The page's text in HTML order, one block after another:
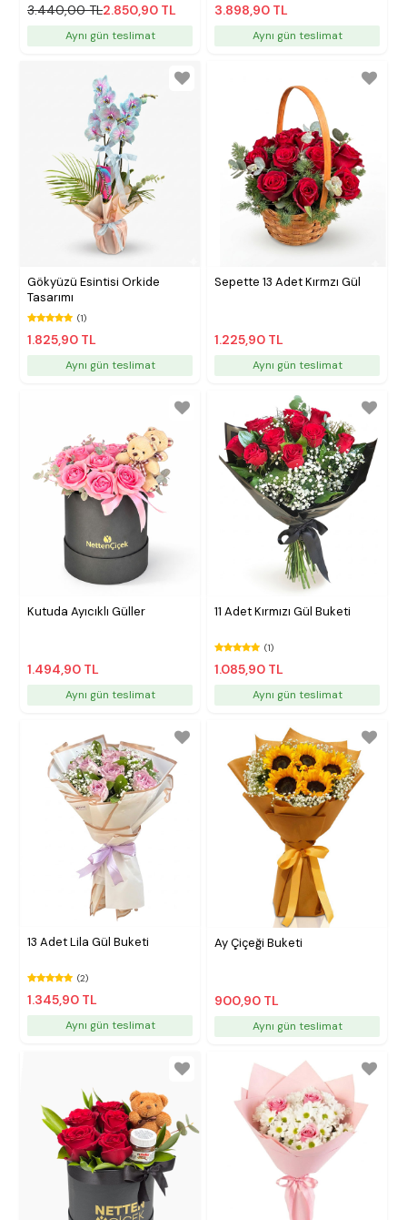
3.440,00 TL2.850,90 TL
Aynı gün teslimat
3.898,90 TL
Aynı gün teslimat
Gökyüzü Esintisi Orkide
Tasarımı
(1)
1.825,90 TL
Aynı gün teslimat
Sepette 13 Adet Kırmzı Gül
1.225,90 TL
Aynı gün teslimat
Kutuda Ayıcıklı Güller
1.494,90 TL
Aynı gün teslimat
11 Adet Kırmızı Gül Buketi
(1)
1.085,90 TL
Aynı gün teslimat
13 Adet Lila Gül Buketi
(2)
1.345,90 TL
Aynı gün teslimat
Ay Çiçeği Buketi
900,90 TL
Aynı gün teslimat